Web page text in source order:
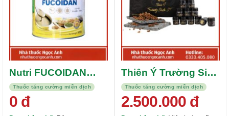
Thuốc tăng cường miễn dịch
Nutri FUCOIDAN
plus
0 đ
Thuốc tăng cường miễn dịch
Thiên Ý Trường Sinh
ST
2.500.000đ